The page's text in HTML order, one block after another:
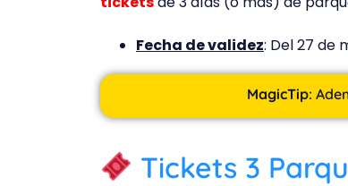
Fecha de validez: Del 27 de
MagicTip:
Tickets 3